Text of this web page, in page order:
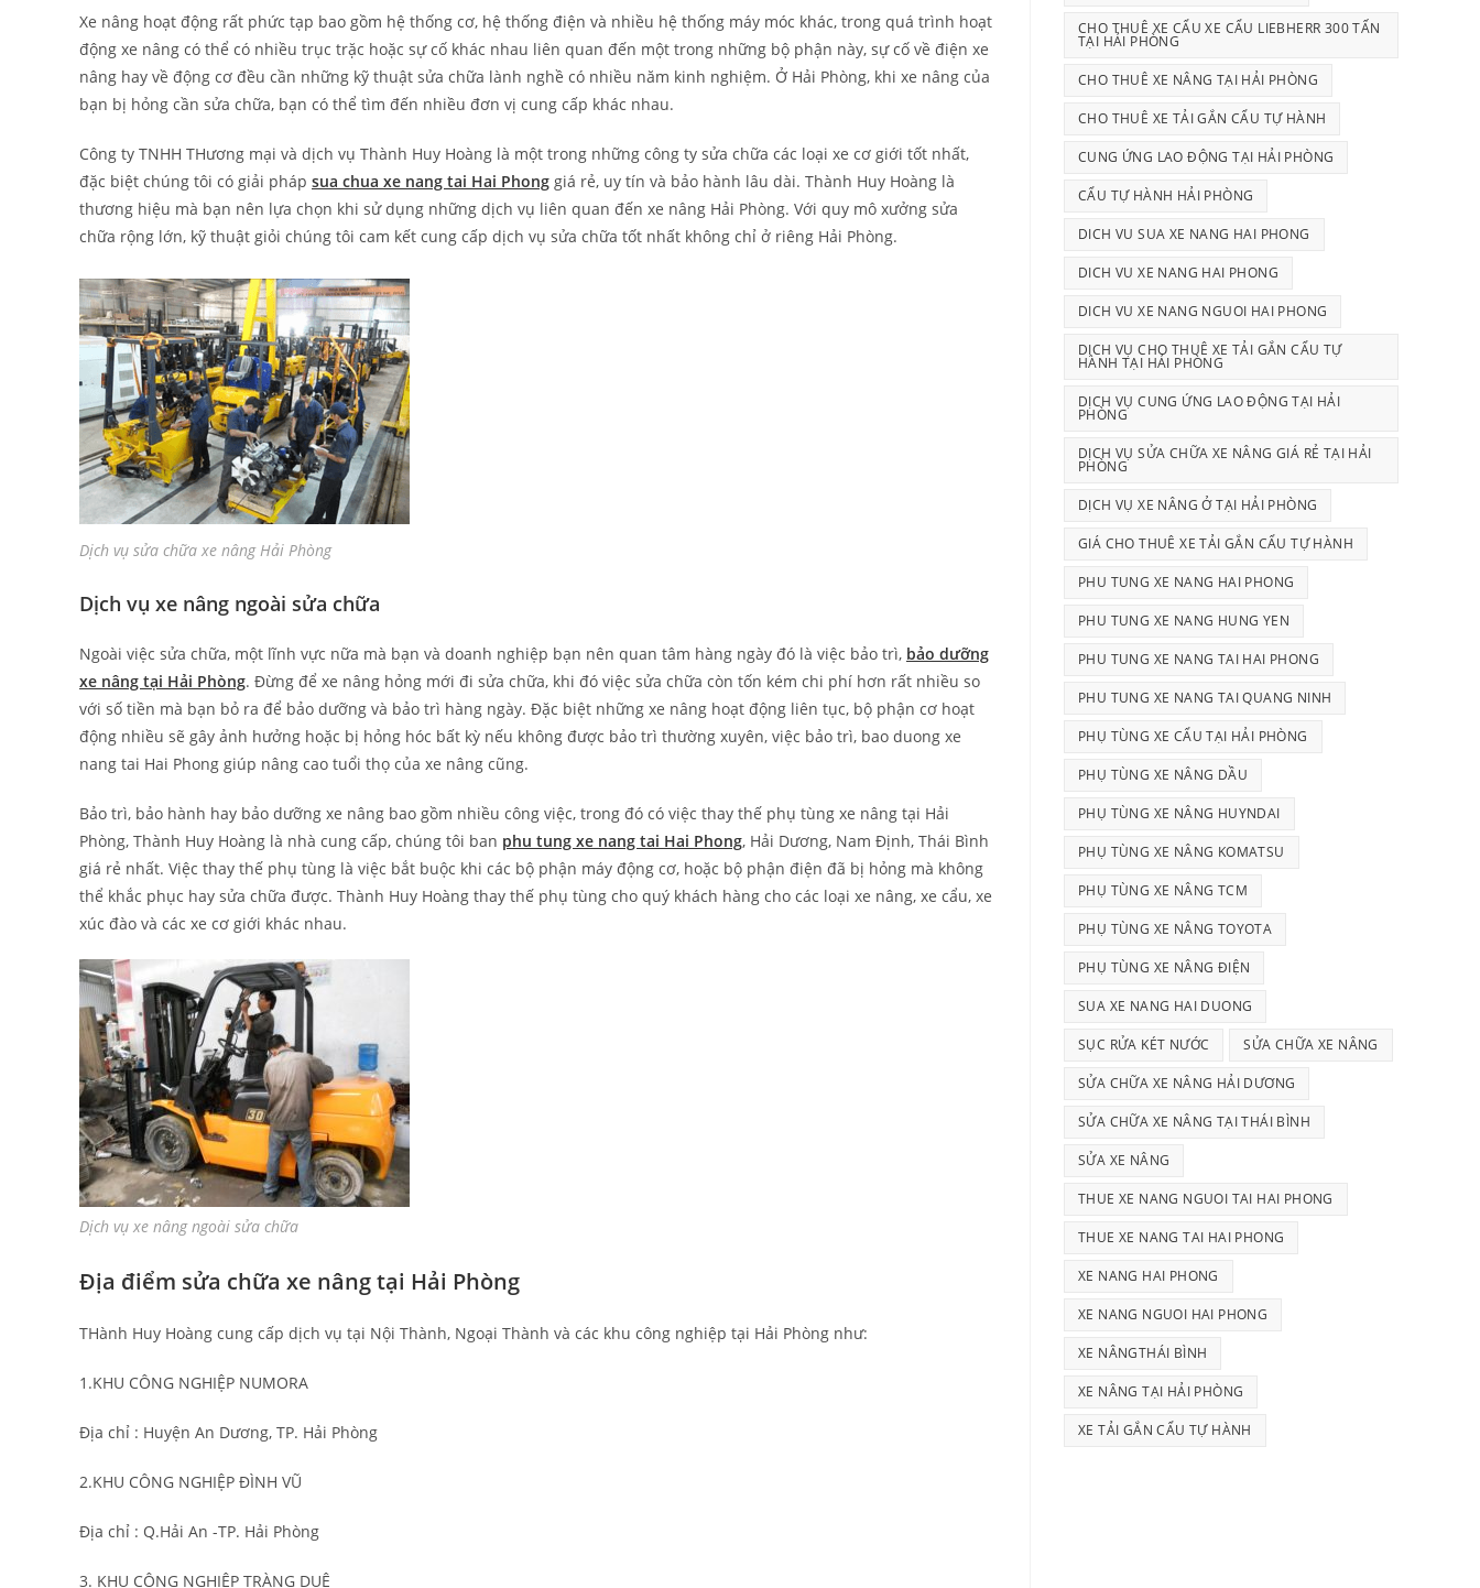
Xe nâng hoạt động rất phức tạp bao gồm hệ thống cơ, hệ thống điện và nhiều hệ thống máy móc khác, trong quá trình hoạt
động xe nâng có thể có nhiều trục trặc hoặc sự cố khác nhau liên quan đến một trong những bộ phận này, sự cố về điện xe
nâng hay về động cơ đều cần những kỹ thuật sửa chữa lành nghề có nhiều năm kinh nghiệm. Ở Hải Phòng, khi xe nâng của
bạn bị hỏng cần sửa chữa, bạn có thể tìm đến nhiều đơn vị cung cấp khác nhau.
Công ty TNHH THương mại và dịch vụ Thành Huy Hoàng là một trong những công ty sửa chữa các loại xe cơ giới tốt nhất,
đặc biệt chúng tôi có giải pháp sua chua xe nang tai Hai Phong giá rẻ, uy tín và bảo hành lâu dài. Thành Huy Hoàng là
thương hiệu mà bạn nên lựa chọn khi sử dụng những dịch vụ liên quan đến xe nâng Hải Phòng. Với quy mô xưởng sửa
chữa rộng lớn, kỹ thuật giỏi chúng tôi cam kết cung cấp dịch vụ sửa chữa tốt nhất không chỉ ở riêng Hải Phòng.
Dịch vụ sửa chữa xe nâng Hải Phòng
Dịch vụ xe nâng ngoài sửa chữa
Ngoài việc sửa chữa, một lĩnh vực nữa mà bạn và doanh nghiệp bạn nên quan tâm hàng ngày đó là việc bảo trì, bảo dưỡng
xe nâng tại Hải Phòng. Đừng để xe nâng hỏng mới đi sửa chữa, khi đó việc sửa chữa còn tốn kém chi phí hơn rất nhiều so
với số tiền mà bạn bỏ ra để bảo dưỡng và bảo trì hàng ngày. Đặc biệt những xe nâng hoạt động liên tục, bộ phận cơ hoạt
động nhiều sẽ gây ảnh hưởng hoặc bị hỏng hóc bất kỳ nếu không được bảo trì thường xuyên, việc bảo trì, bao duong xe
nang tai Hai Phong giúp nâng cao tuổi thọ của xe nâng cũng.
Bảo trì, bảo hành hay bảo dưỡng xe nâng bao gồm nhiều công việc, trong đó có việc thay thế phụ tùng xe nâng tại Hải
Phòng, Thành Huy Hoàng là nhà cung cấp, chúng tôi ban phu tung xe nang tai Hai Phong, Hải Dương, Nam Định, Thái Bình
giá rẻ nhất. Việc thay thế phụ tùng là việc bắt buộc khi các bộ phận máy động cơ, hoặc bộ phận điện đã bị hỏng mà không
thể khắc phục hay sửa chữa được. Thành Huy Hoàng thay thế phụ tùng cho quý khách hàng cho các loại xe nâng, xe cẩu, xe
xúc đào và các xe cơ giới khác nhau.
Dịch vụ xe nâng ngoài sửa chữa
Địa điểm sửa chữa xe nâng tại Hải Phòng
THành Huy Hoàng cung cấp dịch vụ tại Nội Thành, Ngoại Thành và các khu công nghiệp tại Hải Phòng như:
1.KHU CÔNG NGHIỆP NUMORA
Địa chỉ : Huyện An Dương, TP. Hải Phòng
2.KHU CÔNG NGHIỆP ĐÌNH VŨ
Địa chỉ : Q.Hải An -TP. Hải Phòng
3. KHU CÔNG NGHIỆP TRÀNG DUỆ
CHO THUÊ XE CẨU XE CẨU LIEBHERR 300 TẤN
TẠI HẢI PHÒNG
CHO THUÊ XE NÂNG TẠI HẢI PHÒNG
CHO THUÊ XE TẢI GẮN CẨU TỰ HÀNH
CUNG ỨNG LAO ĐỘNG TẠI HẢI PHÒNG
CẨU TỰ HÀNH HẢI PHÒNG
DICH VU SUA XE NANG HAI PHONG
DICH VU XE NANG HAI PHONG
DICH VU XE NANG NGUOI HAI PHONG
DỊCH VỤ CHO THUÊ XE TẢI GẮN CẨU TỰ
HÀNH TẠI HẢI PHÒNG
DỊCH VỤ CUNG ỨNG LAO ĐỘNG TẠI HẢI
PHÒNG
DỊCH VỤ SỬA CHỮA XE NÂNG GIÁ RẺ TẠI HẢI
PHÒNG
DỊCH VỤ XE NÂNG Ở TẠI HẢI PHÒNG
GIÁ CHO THUÊ XE TẢI GẮN CẨU TỰ HÀNH
PHU TUNG XE NANG HAI PHONG
PHU TUNG XE NANG HUNG YEN
PHU TUNG XE NANG TAI HAI PHONG
PHU TUNG XE NANG TAI QUANG NINH
PHỤ TÙNG XE CẨU TẠI HẢI PHÒNG
PHỤ TÙNG XE NÂNG DẦU
PHỤ TÙNG XE NÂNG HUYNDAI
PHỤ TÙNG XE NÂNG KOMATSU
PHỤ TÙNG XE NÂNG TCM
PHỤ TÙNG XE NÂNG TOYOTA
PHỤ TÙNG XE NÂNG ĐIỆN
SUA XE NANG HAI DUONG
SỤC RỬA KÉT NƯỚC SỬA CHỮA XE NÂNG
SỬA CHỮA XE NÂNG HẢI DƯƠNG
SỬA CHỮA XE NÂNG TẠI THÁI BÌNH
SỬA XE NÂNG
THUE XE NANG NGUOI TAI HAI PHONG
THUE XE NANG TAI HAI PHONG
XE NANG HAI PHONG
XE NANG NGUOI HAI PHONG
XE NÂNGTHÁI BÌNH
XE NÂNG TẠI HẢI PHÒNG
XE TẢI GẮN CẨU TỰ HÀNH